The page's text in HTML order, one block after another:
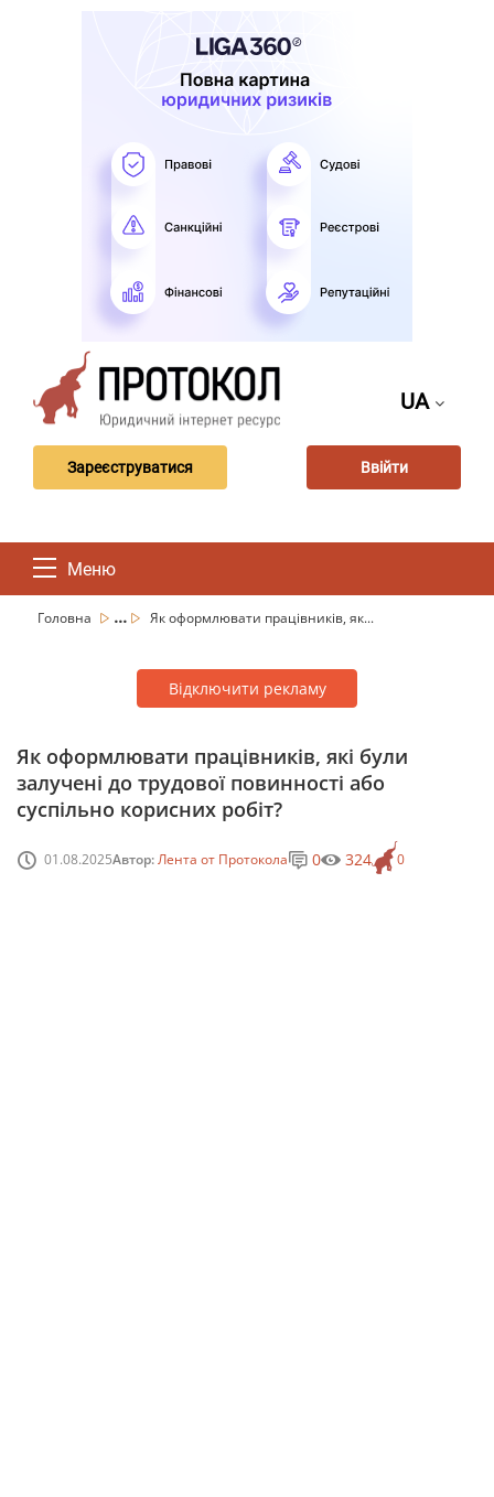
UA
Зареєструватися Ввійти
Меню
Головна ... Як оформлювати працівників, як...
Відключити рекламу
Як оформлювати працівників, які були
залучені до трудової повинності або
суспільно корисних робіт?
01.08.2025Автор:Лента от Протокола 0
0 324